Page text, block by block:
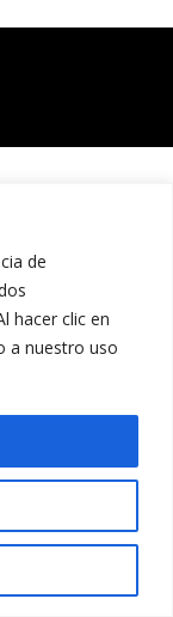
de
hacer clic en
a nuestro uso